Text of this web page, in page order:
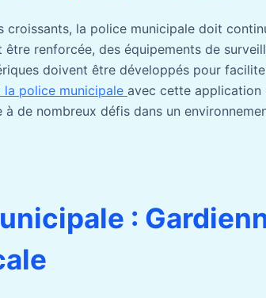
croissants, la police municipale doit
renforcée, des équipements de
doivent être développés pour
police municipale avec cette application
de nombreux défis dans un
: